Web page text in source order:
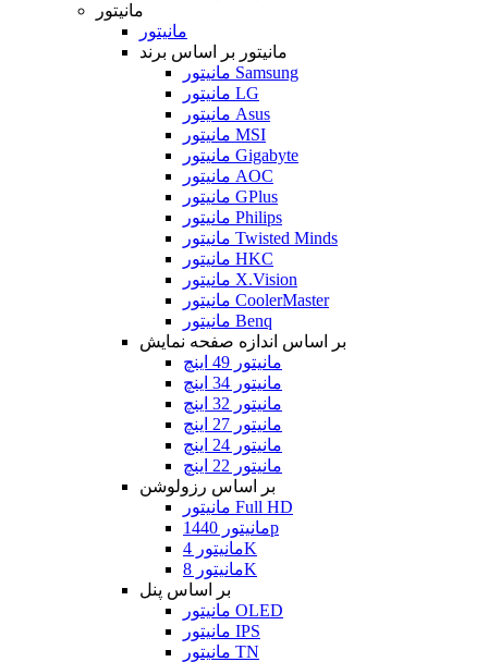
مانیتور
مانیتور
مانیتور بر اساس برند
مانیتور Samsung
مانیتور LG
مانیتور Asus
مانیتور MSI
مانیتور Gigabyte
مانیتور AOC
مانیتور GPlus
مانیتور Philips
مانیتور Twisted Minds
مانیتور HKC
مانیتور X.Vision
مانیتور CoolerMaster
مانیتور Benq
بر اساس اندازه صفحه نمایش
مانیتور 49 اینچ
مانیتور 34 اینچ
مانیتور 32 اینچ
مانیتور 27 اینچ
مانیتور 24 اینچ
مانیتور 22 اینچ
بر اساس رزولوشن
مانیتور Full HD
مانیتور 1440p
مانیتور 4K
مانیتور 8K
بر اساس پنل
مانیتور OLED
مانیتور IPS
مانیتور TN